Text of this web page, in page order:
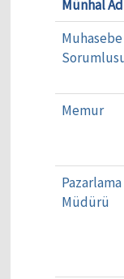
Münhal
Muhasebe
Memur
Pazarlama
Müdürü